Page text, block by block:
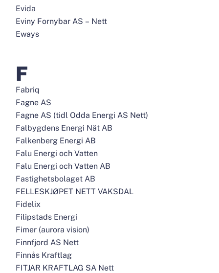
Evida
Eviny Fornybar AS – Nett
Eways
F
Fabriq
Fagne AS
Fagne AS (tidl Odda Energi AS Nett)
Falbygdens Energi Nät AB
Falkenberg Energi AB
Falu Energi och Vatten
Falu Energi och Vatten AB
Fastighetsbolaget AB
FELLESKJØPET NETT VAKSDAL
Fidelix
Filipstads Energi
Fimer (aurora vision)
Finnfjord AS Nett
Finnås Kraftlag
FITJAR KRAFTLAG SA Nett